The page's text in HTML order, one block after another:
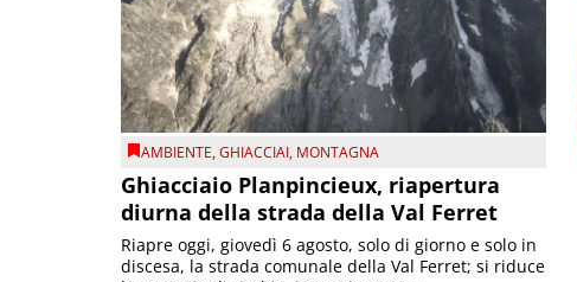
AMBIENTE,GHIACCIAI, MONTAGNA
Ghiacciaio Planpincieux, riapertura
diurna della strada della Val Ferret
Riapre oggi, giovedì 6 agosto, solo di giorno e solo in
discesa, la strada comunale della Val Ferret; si riduce